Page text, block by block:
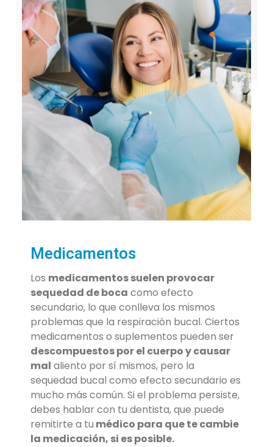
Medicamentos
Los medicamentos suelen provocar
sequedad de boca como efecto
secundario, lo que conlleva los mismos
problemas que la respiración bucal. Ciertos
medicamentos o suplementos pueden ser
descompuestos por el cuerpo y causar
mal aliento por sí mismos, pero la
sequedad bucal como efecto secundario es
mucho más común. Si el problema persiste,
debes hablar con tu dentista, que puede
remitirte a tu médico para que te cambie
la medicación, si es posible.